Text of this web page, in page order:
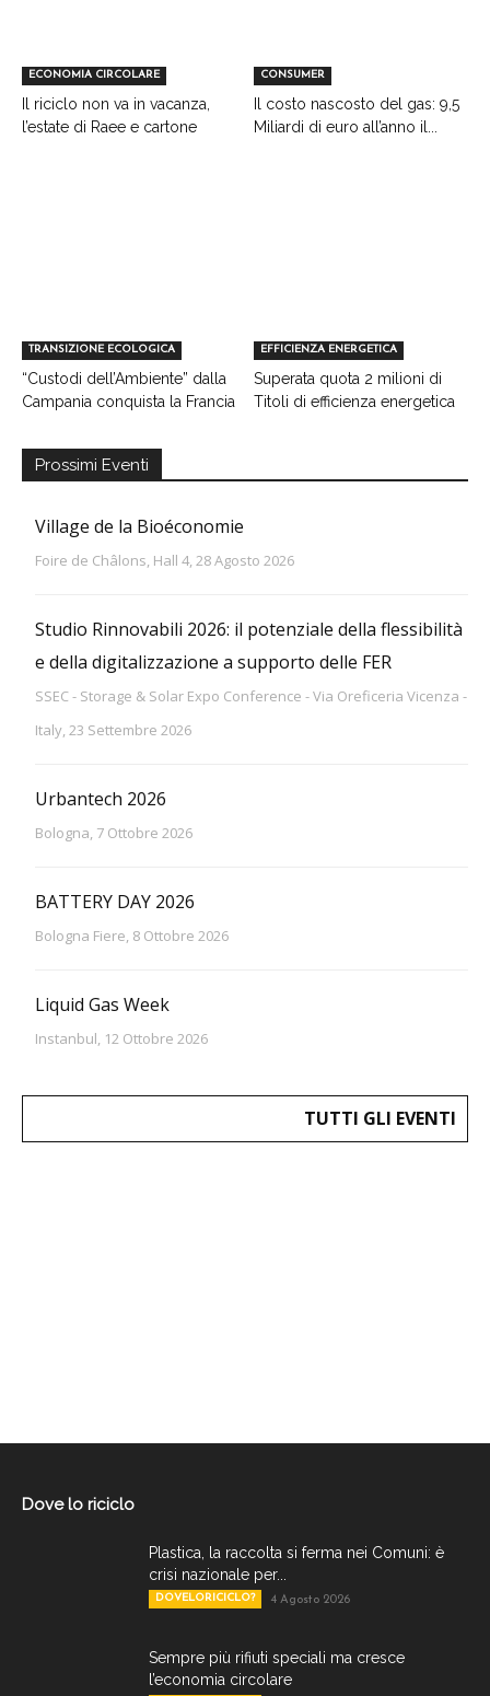
ECONOMIA CIRCOLARE
Il riciclo non va in vacanza,
l’estate di Raee e cartone
CONSUMER
Il costo nascosto del gas: 9,5
Miliardi di euro all’anno il...
TRANSIZIONE ECOLOGICA
“Custodi dell’Ambiente” dalla
Campania conquista la Francia
EFFICIENZA ENERGETICA
Superata quota 2 milioni di
Titoli di efficienza energetica
Prossimi Eventi
Village de la Bioéconomie
Foire de Châlons, Hall 4, 28 Agosto 2026
Studio Rinnovabili 2026: il potenziale della flessibilità
e della digitalizzazione a supporto delle FER
SSEC - Storage & Solar Expo Conference - Via Oreficeria Vicenza -
Italy, 23 Settembre 2026
Urbantech 2026
Bologna, 7 Ottobre 2026
BATTERY DAY 2026
Bologna Fiere, 8 Ottobre 2026
Liquid Gas Week
Instanbul, 12 Ottobre 2026
TUTTI GLI EVENTI
Dove lo riciclo
Plastica, la raccolta si ferma nei Comuni: è
crisi nazionale per...
DOVELORICICLO? 4 Agosto 2026
Sempre più rifiuti speciali ma cresce
l’economia circolare